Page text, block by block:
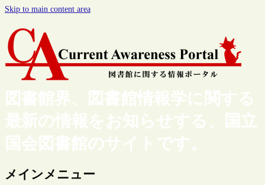
Skip to main content area
図書館界、図書館情報学に関する
最新の情報をお知らせする、国立
国会図書館のサイトです。
メインメニュー